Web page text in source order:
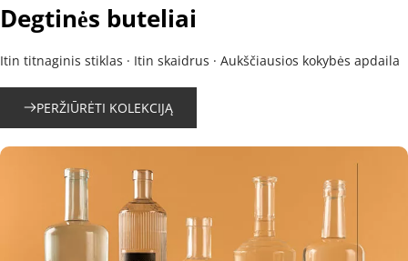
Degtinės buteliai
Itin titnaginis stiklas · Itin skaidrus · Aukščiausios kokybės apdaila
PERŽIŪRĖTI KOLEKCIJĄ